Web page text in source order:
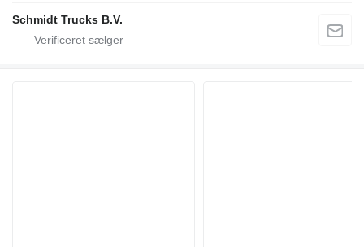
Schmidt Trucks B.V.